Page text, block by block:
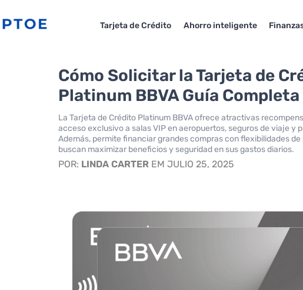
Tarjeta de Crédito Ahorro inteligente
Cómo Solicitar la Tarjeta de
Platinum BBVA Guía Completa
La Tarjeta de Crédito Platinum BBVA ofrece atractivas
acceso exclusivo a salas VIP en aeropuertos, seguros de viaje y
Además, permite financiar grandes compras con flexibilidades de
buscan maximizar beneficios y seguridad en sus gastos diarios.
POR: LINDA CARTER EM JULIO 25, 2025